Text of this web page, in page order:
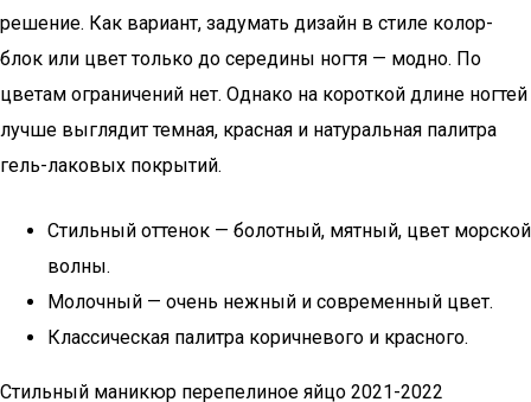
решение. Как вариант, задумать дизайн в стиле колор-
блок или цвет только до середины ногтя — модно. По
цветам ограничений нет. Однако на короткой длине ногтей
лучше выглядит темная, красная и натуральная палитра
гель-лаковых покрытий.
Стильный оттенок — болотный, мятный, цвет морской
волны.
Молочный — очень нежный и современный цвет.
Классическая палитра коричневого и красного.
Стильный маникюр перепелиное яйцо 2021-2022